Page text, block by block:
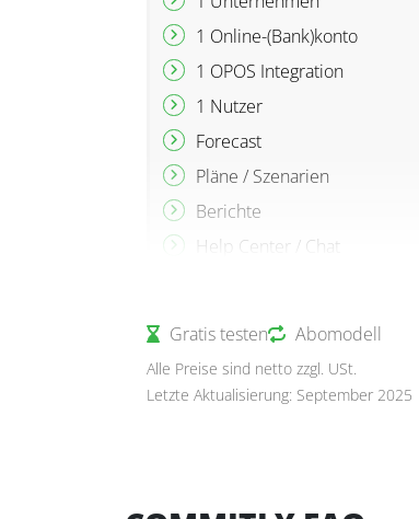
1 Online-(Bank)konto
1 OPOS Integration
1 Nutzer
Forecast
Pläne / Szenarien
Berichte
Help Center / Chat
Gratis testen Abomodell
Alle Preise sind netto zzgl. USt.
Letzte Aktualisierung: September 2025